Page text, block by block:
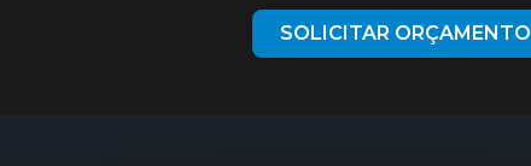
SOLICITAR ORÇAMENTO